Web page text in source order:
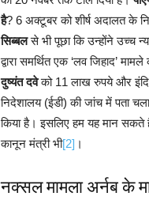
है? 6 अक्टूबर को शीर्ष अदालत के
सिब्बलसे भी पूछा कि उन्होंने उच्च
द्वारा समर्थित एक ‘लव जिहाद’
दुष्यंत दवेको 11 लाख रुपये और
निदेशालय (ईडी) की जांच में पता
किया है। इसलिए हम यह मान
कानून मंत्री भी[2] ।
नक्सल मामला अर्नब के